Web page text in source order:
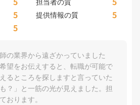
5 提供情報の質 5
5
の業界から遠ざかっていました
望をお伝えすると、転職が可能で
るところを探しますと言っていた
？」と一筋の光が見えました。担
おります。